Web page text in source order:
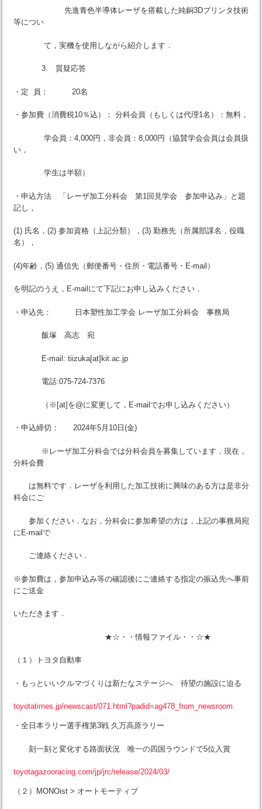
先進青色半導体レーザを搭載した純銅3Dプリンタ技術
等につい
て，実機を使用しながら紹介します．
3. 質疑応答
・定 員： 20名
・参加費（消費税10％込）： 分科会員（もしくは代理1名）：無料，
学会員：4,000円，非会員：8,000円（協賛学会会員は会員扱
い，
学生は半額）
・申込方法 「レーザ加工分科会 第1回見学会 参加申込み」と題
記し，
(1) 氏名，(2) 参加資格（上記分類），(3) 勤務先（所属部課名，役職
名），
(4)年齢，(5) 通信先（郵便番号・住所・電話番号・E-mail）
を明記のうえ，E-mailにて下記にお申し込みください．
・申込先： 日本塑性加工学会 レーザ加工分科会 事務局
飯塚 高志 宛
E-mail: tiizuka[at]kit.ac.jp
電話:075-724-7376
（※[at]を@に変更して，E-mailでお申し込みください）
・申込締切： 2024年5月10日(金)
※レーザ加工分科会では分科会員を募集しています．現在，
分科会費
は無料です．レーザを利用した加工技術に興味のある方は是非分
科会にご
参加ください．なお，分科会に参加希望の方は，上記の事務局宛
にE-mailで
ご連絡ください．
※参加費は，参加申込み等の確認後にご連絡する指定の振込先へ事前
にご送金
いただきます．
★☆・・情報ファイル・・☆★
（１）トヨタ自動車
・もっといいクルマづくりは新たなステージへ 待望の施設に迫る
toyotatimes.jp/newscast/071.html?padid=ag478_from_newsroom
・全日本ラリー選手権第3戦 久万高原ラリー
刻一刻と変化する路面状況 唯一の四国ラウンドで5位入賞
toyotagazooracing.com/jp/jrc/release/2024/03/
（２）MONOist > オートモーティブ